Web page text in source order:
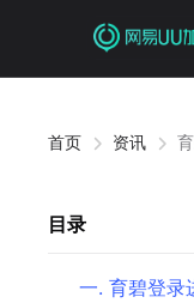
首页 资讯
目录
一. 育碧登录